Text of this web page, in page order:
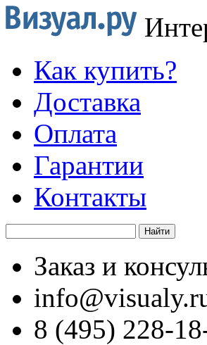
Как купить?
Доставка
Оплата
Гарантии
Контакты
Заказ и
8 (495) 228-